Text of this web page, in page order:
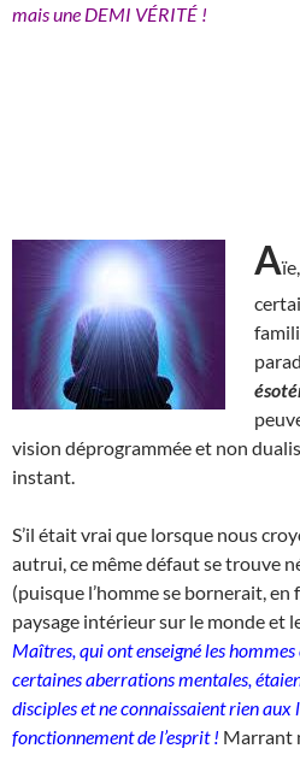
mais une DEMI VÉRITÉ !
A
vision déprogrammée et non
instant.
S’il était vrai que lorsque nous
autrui, ce même défaut se trouve
(puisque l’homme se bornerait,
paysage intérieur sur le monde et
Maîtres, qui ont enseigné les
certaines aberrations mentales,
disciples et ne connaissaient rien aux
fonctionnement de l’esprit ! Marrant